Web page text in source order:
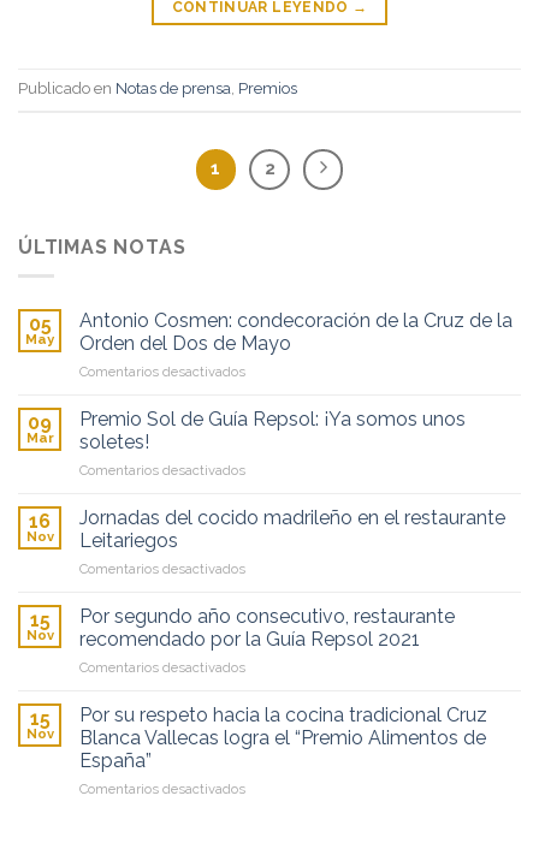
CONTINUAR LEYENDO →
Publicado en Notas de prensa, Premios
1 2
ÚLTIMAS NOTAS
05
May
Antonio Cosmen: condecoración de la Cruz de la
Orden del Dos de Mayo
Comentarios desactivadosen
Cosmen:
condecoración
la
de
del
de
Mayo
09
Mar
Premio Sol de Guía Repsol: ¡Ya somos unos
soletes!
Comentarios desactivadosen
Sol
Repsol:
somos
unos
16
Nov
Jornadas del cocido madrileño en el restaurante
Leitariegos
Comentarios desactivadosen
del
cocido
madrileño
en
restaurante
Leitariegos
15
Nov
Por segundo año consecutivo, restaurante
recomendado por la Guía Repsol 2021
Comentarios desactivadosen
segundo
consecutivo,
recomendado
15
Nov
Por su respeto hacia la cocina tradicional Cruz
Blanca Vallecas logra el “Premio Alimentos de
España”
Comentarios desactivadosen